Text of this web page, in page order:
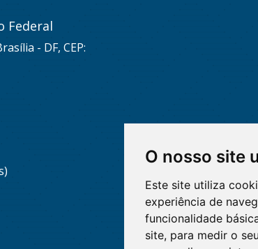
O nosso site
Este site utiliza
experiência de
funcionalidade
site, para medir o
Federal
- DF, CEP: